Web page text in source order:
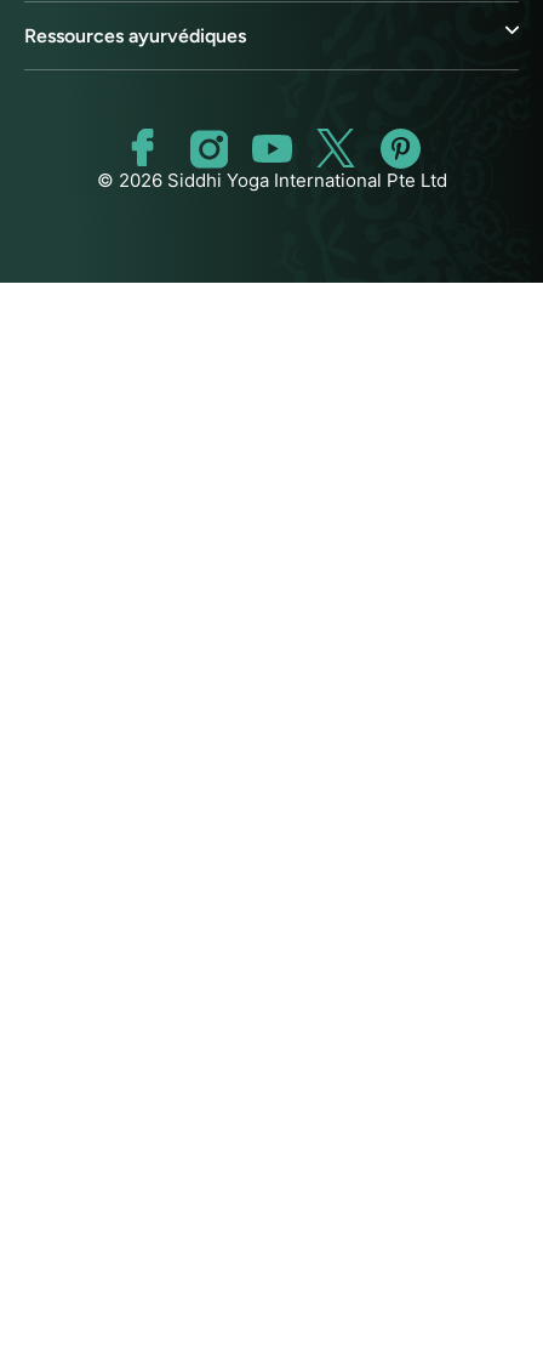
Ressources ayurvédiques
© 2026 Siddhi Yoga International Pte Ltd